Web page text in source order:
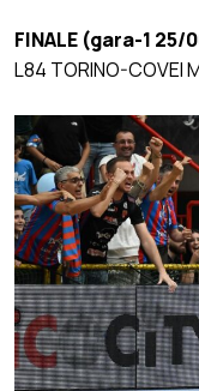
FINALE (gara-1
L84 TORINO-COVEI